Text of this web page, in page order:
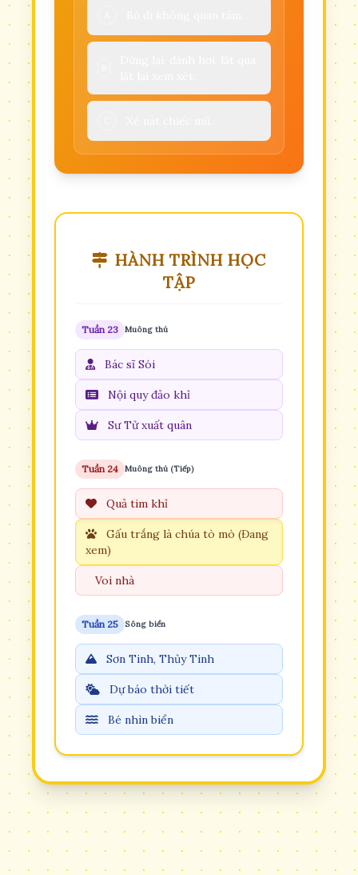
HÀNH TRÌNH HỌC
TẬP
Tuần 23 Muông thú
Bác sĩ Sói
Nội quy đảo khỉ
Sư Tử xuất quân
Tuần 24 Muông thú (Tiếp)
Quả tim khỉ
Gấu trắng là chúa tò mò (Đang
xem)
Voi nhà
Tuần 25 Sông biển
Sơn Tinh, Thủy Tinh
Dự báo thời tiết
Bé nhìn biển